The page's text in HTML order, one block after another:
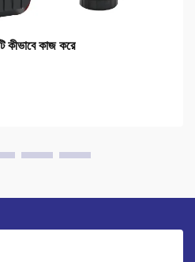
কীভাবে কাজ করে